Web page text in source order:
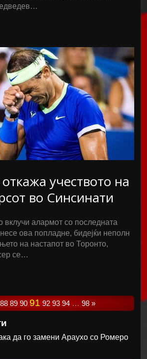
учеството на
во Синсинати
вклучи алармот со последната
ова попладне, бидејќи неполн
на настапот во Торонто,
се…
88 89 90 91 92 93 94 … 98 »
да го замени Араухо со Ромеро